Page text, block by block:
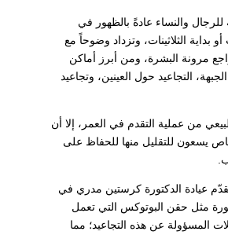
للرجال والنساء عادةً بالظهور في
بداية الثلاثينات، وتزداد وضوحاً مع
مرونة البشرة، ومن أبرز أماكن
التجاعيد حول العينين، وتجاعيد
من عملية التقدم في العمر، إلا أن
يسعون للتقليل منها للحفاظ على
عيادة الدكتورة كرستين مدري في
مثل حقن البوتوكس التي تعمل
المسؤولة عن هذه التجاعيد؛ مما